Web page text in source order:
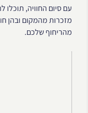
עם סיום החוויה, תוכלו
מזכרות מהמקום ובהן
מהריחוף שלכם.